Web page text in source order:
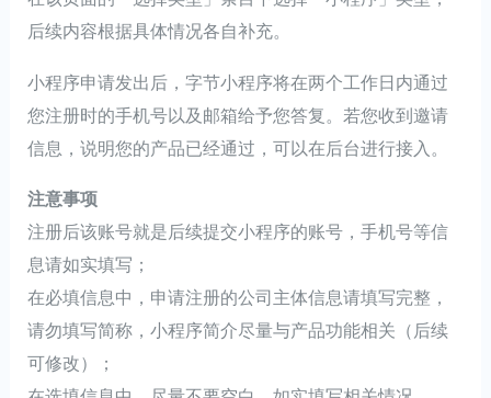
后续内容根据具体情况各自补充。
小程序申请发出后，字节小程序将在两个工作日内通过
您注册时的手机号以及邮箱给予您答复。若您收到邀请
信息，说明您的产品已经通过，可以在后台进行接入。
注意事项
注册后该账号就是后续提交小程序的账号，手机号等信
息请如实填写；
在必填信息中，申请注册的公司主体信息请填写完整，
请勿填写简称，小程序简介尽量与产品功能相关（后续
可修改）；